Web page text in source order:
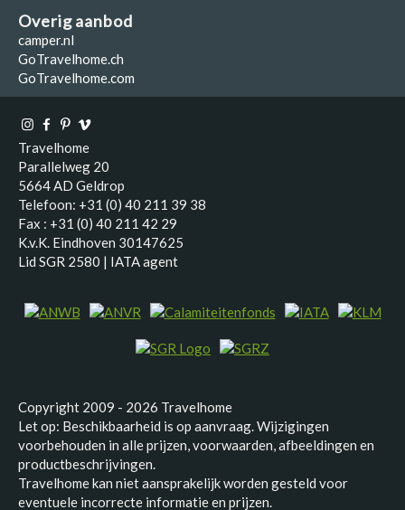
Overig aanbod
camper.nl
GoTravelhome.ch
GoTravelhome.com
Travelhome
Parallelweg 20
5664 AD Geldrop
Telefoon: +31 (0) 40 211 39 38
Fax : +31 (0) 40 211 42 29
K.v.K. Eindhoven 30147625
Lid SGR 2580 | IATA agent
Copyright 2009 - 2026 Travelhome
Let op: Beschikbaarheid is op aanvraag. Wijzigingen
voorbehouden in alle prijzen, voorwaarden, afbeeldingen en
productbeschrijvingen.
Travelhome kan niet aansprakelijk worden gesteld voor
eventuele incorrecte informatie en prijzen.